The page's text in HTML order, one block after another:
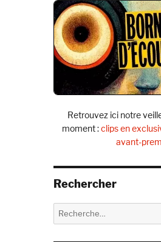
Retrouvez ici notre
moment :clips en
avant-
Rechercher
Recherche
pour :